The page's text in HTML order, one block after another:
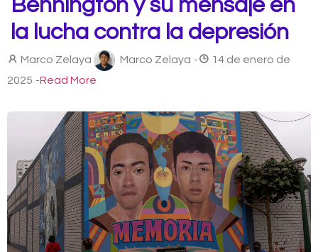
Bennington y su mensaje en
la lucha contra la depresión
Marco Zelaya Marco Zelaya -
14 de enero de
2025 -Read More